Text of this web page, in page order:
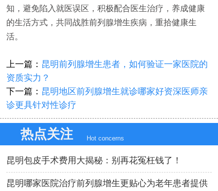
知，避免陷入就医误区，积极配合医生治疗，养成健康
的生活方式，共同战胜前列腺增生疾病，重拾健康生
活。
上一篇： 昆明前列腺增生患者，如何验证一家医院的
资质实力？
下一篇： 昆明地区前列腺增生就诊哪家好资深医师亲
诊更具针对性诊疗
热点关注 Hot concerns
昆明包皮手术费用大揭秘：别再花冤枉钱了！
昆明哪家医院治疗前列腺增生更贴心为老年患者提供